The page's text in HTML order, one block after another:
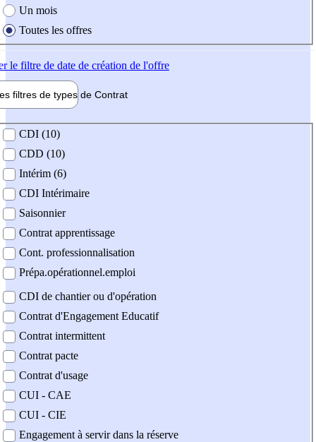
Un mois
Toutes les offres
le filtre de date de création de l'offre
filtres de types de Contrat
contrat
CDI (10)
CDD (10)
Intérim (6)
CDI Intérimaire
Saisonnier
Contrat apprentissage
Cont. professionnalisation
Prépa.opérationnel.emploi
CDI de chantier ou d'opération
Contrat d'Engagement Educatif
Contrat intermittent
Contrat pacte
Contrat d'usage
CUI - CAE
CUI - CIE
Engagement à servir dans la réserve